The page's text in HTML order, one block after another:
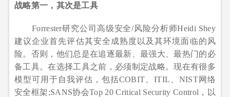
战略第一，其次是工具
Forrester研究公司高级安全/风险分析师Heidi Shey
建议企业首先评估其安全成熟度以及其环境面临的风
险。否则，他们总是在追逐最新、最强大、最热门的必
备工具。在选择工具之前，必须制定战略。现在有很多
模型可用于自我评估，包括COBIT、ITIL、NIST网络
安全框架;SANS协会Top 20 Critical Security Control，以